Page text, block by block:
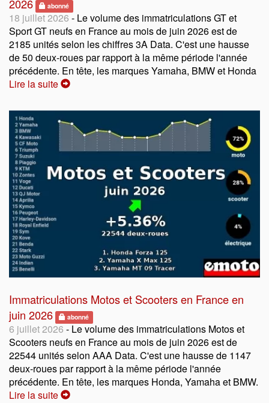
2026 abonné
18 juillet 2026 - Le volume des immatriculations GT et
Sport GT neufs en France au mois de juin 2026 est de
2185 unités selon les chiffres 3A Data. C'est une hausse
de 50 deux-roues par rapport à la même période l'année
précédente. En tête, les marques Yamaha, BMW et Honda
Lire la suite
Immatriculations Motos et Scooters en France en
juin 2026
abonné
6 juillet 2026 - Le volume des immatriculations Motos et
Scooters neufs en France au mois de juin 2026 est de
22544 unités selon AAA Data. C'est une hausse de 1147
deux-roues par rapport à la même période l'année
précédente. En tête, les marques Honda, Yamaha et BMW.
Lire la suite